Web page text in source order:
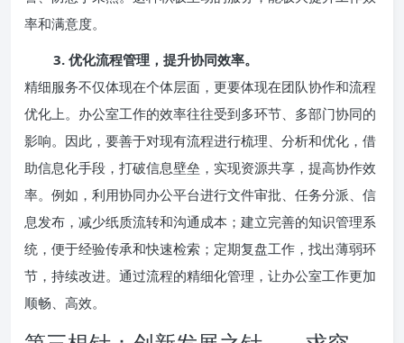
率和满意度。
3. 优化流程管理，提升协同效率。
精细服务不仅体现在个体层面，更要体现在团队协作和流程
优化上。办公室工作的效率往往受到多环节、多部门协同的
影响。因此，要善于对现有流程进行梳理、分析和优化，借
助信息化手段，打破信息壁垒，实现资源共享，提高协作效
率。例如，利用协同办公平台进行文件审批、任务分派、信
息发布，减少纸质流转和沟通成本；建立完善的知识管理系
统，便于经验传承和快速检索；定期复盘工作，找出薄弱环
节，持续改进。通过流程的精细化管理，让办公室工作更加
顺畅、高效。